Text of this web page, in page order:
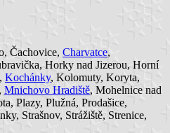
Čachovice, Charvatce,
Horky nad Jizerou, Horní
Kochánky, Kolomuty, Koryta,
Mnichovo Hradiště, Mohelnice nad
Plazy, Plužná, Prodašice,
Strašnov, Strážiště, Strenice,